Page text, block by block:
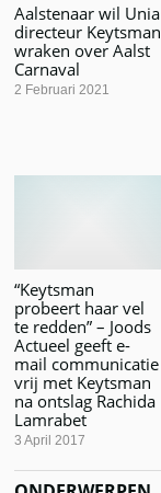
Aalstenaar wil Unia
directeur Keytsman
wraken over Aalst
Carnaval
2 Februari 2021
“Keytsman
probeert haar vel
te redden” – Joods
Actueel geeft e-
mail communicatie
vrij met Keytsman
na ontslag Rachida
Lamrabet
3 April 2017